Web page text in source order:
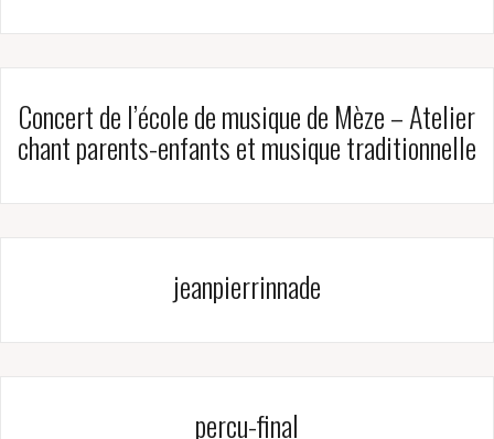
Concert de l’école de musique de Mèze – Atelier
chant parents-enfants et musique traditionnelle
jeanpierrinnade
percu-final